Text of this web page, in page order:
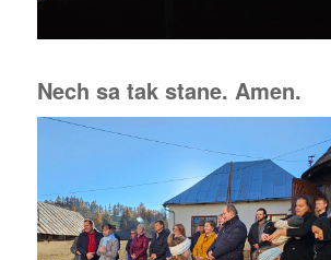
Nech sa tak stane. Amen.